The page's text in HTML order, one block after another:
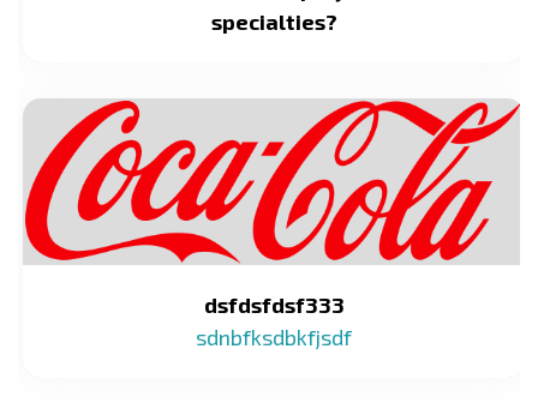
specialties?
dsfdsfdsf333
sdnbfksdbkfjsdf